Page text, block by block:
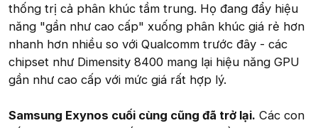
thống trị cả phân khúc tầm trung. Họ đang đẩy hiệu
năng "gần như cao cấp" xuống phân khúc giá rẻ hơn
nhanh hơn nhiều so với Qualcomm trước đây - các
chipset như Dimensity 8400 mang lại hiệu năng GPU
gần như cao cấp với mức giá rất hợp lý.
Samsung Exynos cuối cùng cũng đã trở lại. Các con